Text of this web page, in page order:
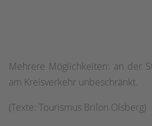
Mehrere Möglichkeiten: an der
am Kreisverkehr unbeschränkt.
(Texte: Tourismus Brilon Olsberg)